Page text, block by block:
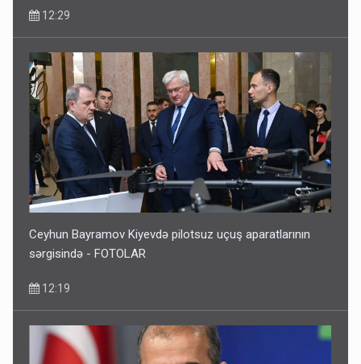
12:29
Ceyhun Bayramov Kiyevdə pilotsuz uçuş aparatlarının
sərgisində - FOTOLAR
12:19